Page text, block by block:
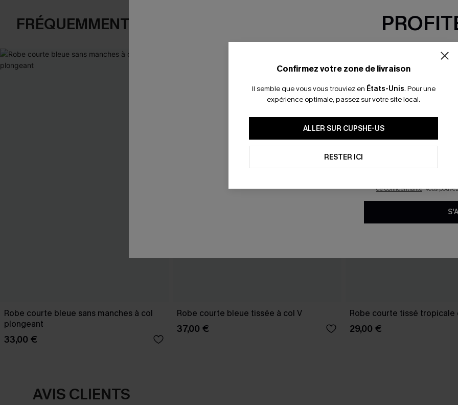
FRÉQUEMMENT ACHETÉS ENSEMBLE
Robe courte bleue sans manches à col
plongeant
33,00 €
Robe courte bleue tissée à col V
37,00 €
Robe courte tissé tropicale
29,00 €
AVIS CLIENTS
Confirmez votre zone de livraison
Il semble que vous vous trouviez en États-Unis. Pour une
expérience optimale, passez sur votre site local.
ALLER SUR CUPSHE-US
RESTER ICI
-15% dès 2
*Un code par
En soumettant votre adresse
mails marketing (y compris
reconnaissez avoir pris
pouvons utiliser les données
technologies de suivi, telles
savoir si ceux-ci ont été
personnaliser nos contenus
produits susceptibles de
de confidentialité. Vous